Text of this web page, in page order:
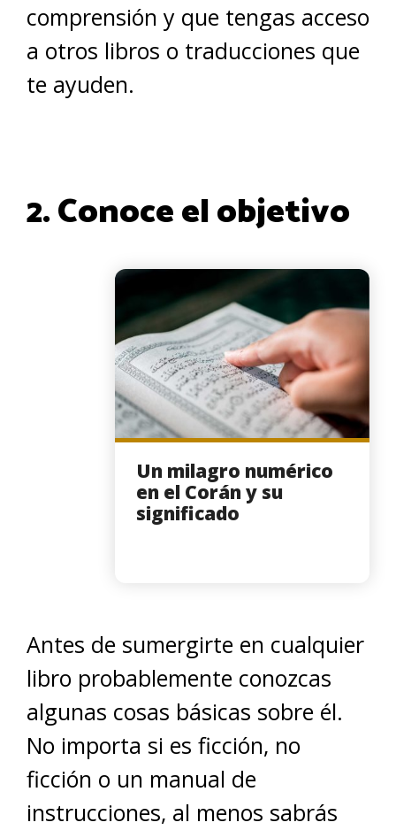
comprensión y que tengas acceso
a otros libros o traducciones que
te ayuden.
2. Conoce el objetivo
Un milagro numérico
en el Corán y su
significado
Antes de sumergirte en cualquier
libro probablemente conozcas
algunas cosas básicas sobre él.
No importa si es ficción, no
ficción o un manual de
instrucciones, al menos sabrás